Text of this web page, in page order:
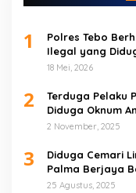
1
Polres Tebo
Ilegal yang
18 Mei, 2026
2
Terduga Pelaku
Diduga Oknum
Tebo Tengah
2 November, 2025
3
Diduga Cemari
Palma Berjaya
25 Agustus, 2025